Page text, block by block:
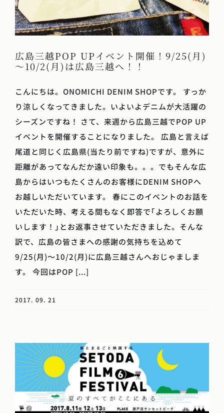
広島三越POP UPイベント開催！9/25(月)
～10/2(月)は広島三越へ！！
こんにちは。ONOMICHI DENIM SHOPです。 すっか
り涼しくなってきました。いよいよデニムが大活躍の
シーズンですね！ さて、来週から広島三越でPOP UP
イベントを開催することになりました。 広島と言えば
尾道と同じく広島県(当たり前ですね)ですが、意外に
距離があってなんだか遠い印象も。。。でもそんな広
島からはいつもたくさんのお客様にDENIM SHOPへ
お越しいただいています。 春にこのイベントのお話を
いただいた時、考える間もなく即答で｢よろしくお願
いします！｣とお返事させていただきました。そんな
訳で、広島の皆さまへの感謝の気持ちを込めて
9/25(月)～10/2(月)に広島三越さんへおじゃましま
す。 今回はPOP [...]
2017. 09. 21